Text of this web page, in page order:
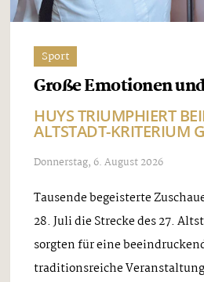
Sport
Große Emotionen
HUYS TRIUMPHIERT
ALTSTADT-KRITERIUM
Donnerstag, 6. August 2026
Tausende begeisterte
28. Juli die Strecke des 27.
sorgten für eine
traditionsreiche